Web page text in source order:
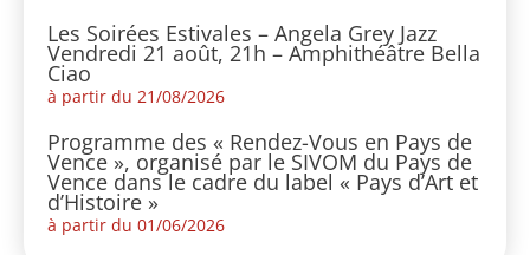
Les Soirées Estivales – Angela Grey Jazz
Vendredi 21 août, 21h – Amphithéâtre Bella
Ciao
à partir du 21/08/2026
Programme des « Rendez-Vous en Pays de
Vence », organisé par le SIVOM du Pays de
Vence dans le cadre du label « Pays d’Art et
d’Histoire »
à partir du 01/06/2026